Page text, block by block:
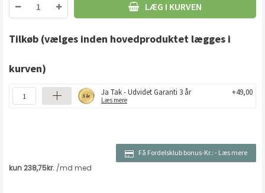
LÆG I KURVEN
Tilkøb (vælges inden hovedproduktet lægges i
kurven)
Ja Tak - Udvidet Garanti 3 år
Læs mere
+49,00
Få Fordelsklub bonus-Kr.: - Læs mere